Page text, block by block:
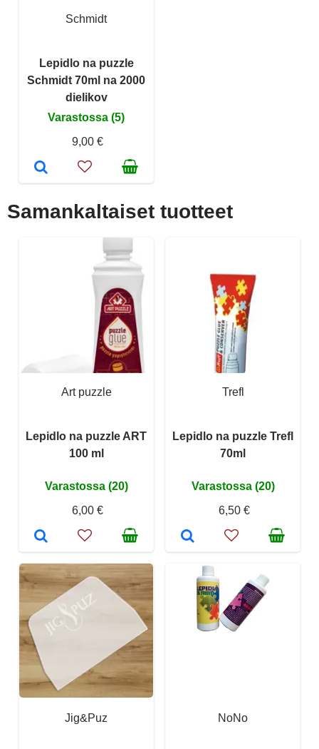
Schmidt
Lepidlo na puzzle
Schmidt 70ml na 2000
dielikov
Varastossa (5)
9,00 €
Samankaltaiset tuotteet
Art puzzle
Lepidlo na puzzle ART
100 ml
Varastossa (20)
6,00 €
Trefl
Lepidlo na puzzle Trefl
70ml
Varastossa (20)
6,50 €
Jig&Puz NoNo